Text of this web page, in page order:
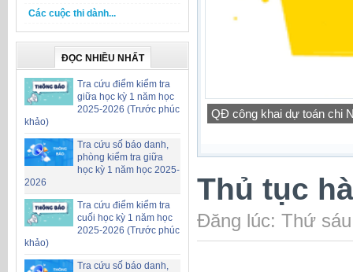
Các cuộc thi dành...
ĐỌC NHIỀU NHẤT
Tra cứu điểm kiểm tra
giữa học kỳ 1 năm học
2025-2026 (Trước phúc
khảo)
Tra cứu số báo danh,
phòng kiểm tra giữa
học kỳ 1 năm học 2025-
2026
Tra cứu điểm kiểm tra
cuối học kỳ 1 năm học
2025-2026 (Trước phúc
khảo)
Tra cứu số báo danh,
Công khai bổ sung dự
Thủ tục
Đăng lúc: Thứ